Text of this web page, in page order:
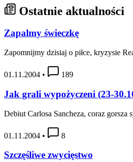
Ostatnie aktualności
Zapalmy świeczkę
Zapomnijmy dzisiaj o piłce, kryzysie
01.11.2004 • 189
Jak grali wypożyczeni (23-
Debiut Carlosa Sancheza, coraz
01.11.2004 • 8
Szczęśliwe zwycięstwo